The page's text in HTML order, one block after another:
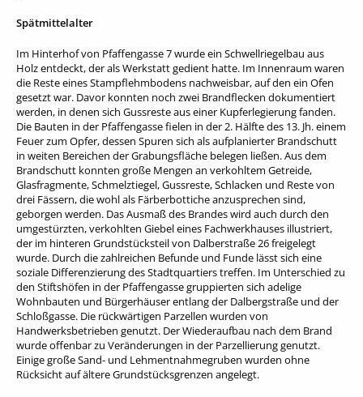
Spätmittelalter
Im Hinterhof von Pfaffengasse 7 wurde ein Schwellriegelbau aus
Holz entdeckt, der als Werkstatt gedient hatte. Im Innenraum waren
die Reste eines Stampflehmbodens nachweisbar, auf den ein Ofen
gesetzt war. Davor konnten noch zwei Brandflecken dokumentiert
werden, in denen sich Gussreste aus einer Kupferlegierung fanden.
Die Bauten in der Pfaffengasse fielen in der 2. Hälfte des 13. Jh. einem
Feuer zum Opfer, dessen Spuren sich als aufplanierter Brandschutt
in weiten Bereichen der Grabungsfläche belegen ließen. Aus dem
Brandschutt konnten große Mengen an verkohltem Getreide,
Glasfragmente, Schmelztiegel, Gussreste, Schlacken und Reste von
drei Fässern, die wohl als Färberbottiche anzusprechen sind,
geborgen werden. Das Ausmaß des Brandes wird auch durch den
umgestürzten, verkohlten Giebel eines Fachwerkhauses illustriert,
der im hinteren Grundstücksteil von Dalberstraße 26 freigelegt
wurde. Durch die zahlreichen Befunde und Funde lässt sich eine
soziale Differenzierung des Stadtquartiers treffen. Im Unterschied zu
den Stiftshöfen in der Pfaffengasse gruppierten sich adelige
Wohnbauten und Bürgerhäuser entlang der Dalbergstraße und der
Schloßgasse. Die rückwärtigen Parzellen wurden von
Handwerksbetrieben genutzt. Der Wiederaufbau nach dem Brand
wurde offenbar zu Veränderungen in der Parzellierung genutzt.
Einige große Sand- und Lehmentnahmegruben wurden ohne
Rücksicht auf ältere Grundstücksgrenzen angelegt.